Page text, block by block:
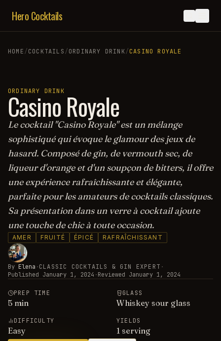
Hero Cocktails
HOME/COCKTAILS/ORDINARY DRINK/CASINO ROYALE
ORDINARY DRINK
Casino Royale
Le cocktail "Casino Royale" est un mélange
sophistiqué qui évoque le glamour des jeux de
hasard. Composé de gin, de vermouth sec, de
liqueur d'orange et d'un soupçon de bitters, il offre
une expérience rafraîchissante et élégante,
parfaite pour les amateurs de cocktails classiques.
Sa présentation dans un verre à cocktail ajoute
une touche de chic à toute occasion.
AMER FRUITÉ ÉPICÉ RAFRAÎCHISSANT
By Elena ·CLASSIC COCKTAILS & GIN EXPERT ·
Published January 1, 2024 ·Reviewed January 1, 2024
PREP TIME
5 min
GLASS
Whiskey sour glass
DIFFICULTY
Easy
YIELDS
1 serving